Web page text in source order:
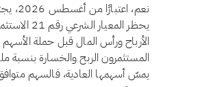
يحظر
الأرباح ورأس المال قبل حملة
يمسّ أسهمها العادية، فالسهم